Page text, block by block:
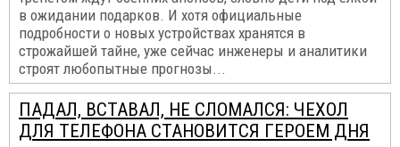
в ожидании подарков. И хотя официальные
подробности о новых устройствах хранятся в
строжайшей тайне, уже сейчас инженеры и аналитики
строят любопытные прогнозы...
ПАДАЛ, ВСТАВАЛ, НЕ СЛОМАЛСЯ: ЧЕХОЛ
ДЛЯ ТЕЛЕФОНА СТАНОВИТСЯ ГЕРОЕМ ДНЯ